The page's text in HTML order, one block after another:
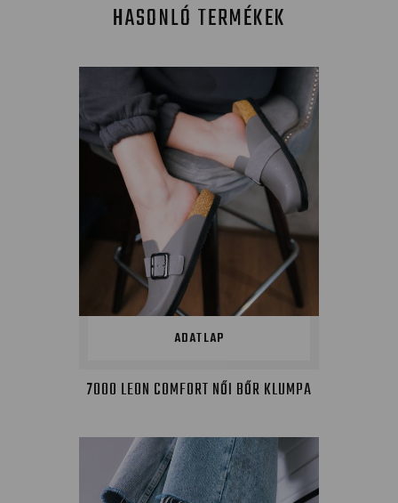
HASONLÓ TERMÉKEK
ADATLAP
7000 LEON COMFORT NŐI BŐR KLUMPA